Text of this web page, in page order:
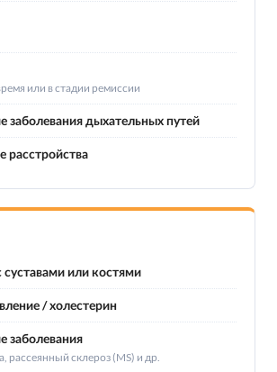
или в стадии ремиссии
заболевания дыхательных путей
расстройства
или костями
/ холестерин
заболевания
рассеянный склероз (MS) и др.